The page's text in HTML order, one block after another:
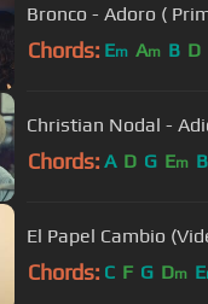
Bronco - Adoro (
Chords: Em Am B D
Christian Nodal -
Chords: A D G Em B
El Papel Cambio
Chords: C F G Dm E